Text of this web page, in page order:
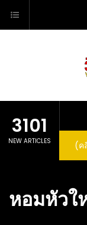
content
3101
NEW ARTICLES
(ค
ลู
หอมหัว